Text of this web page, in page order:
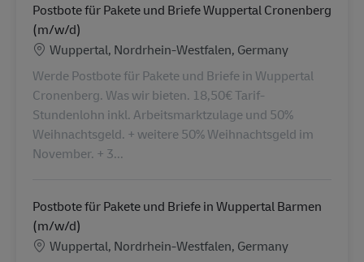
Postbote für Pakete und Briefe Wuppertal Cronenberg
(m/w/d)
Localização
Wuppertal, Nordrhein-Westfalen, Germany
Werde Postbote für Pakete und Briefe in Wuppertal
Cronenberg. Was wir bieten. 18,50€ Tarif-
Stundenlohn inkl. Arbeitsmarktzulage und 50%
Weihnachtsgeld. + weitere 50% Weihnachtsgeld im
November. + 3...
Postbote für Pakete und Briefe in Wuppertal Barmen
(m/w/d)
Localização
Wuppertal, Nordrhein-Westfalen, Germany